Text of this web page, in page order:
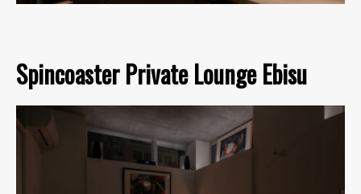
Spincoaster Private Lounge Ebisu